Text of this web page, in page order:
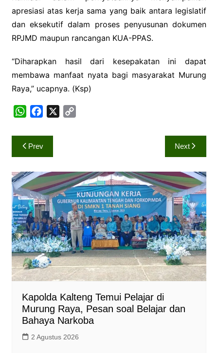
apresiasi atas kerja sama yang baik antara legislatif
dan eksekutif dalam proses penyusunan dokumen
RPJMD maupun rancangan KUA-PPAS.
“Diharapkan hasil dari kesepakatan ini dapat
membawa manfaat nyata bagi masyarakat Murung
Raya,” ucapnya. (Ksp)
W
a
t
A
p
p
c
e
o
o
k
i
n
k
Navigasi
pos
Prev Next
Kapolda Kalteng Temui Pelajar di
Murung Raya, Pesan soal Belajar dan
Bahaya Narkoba
2 Agustus 2026